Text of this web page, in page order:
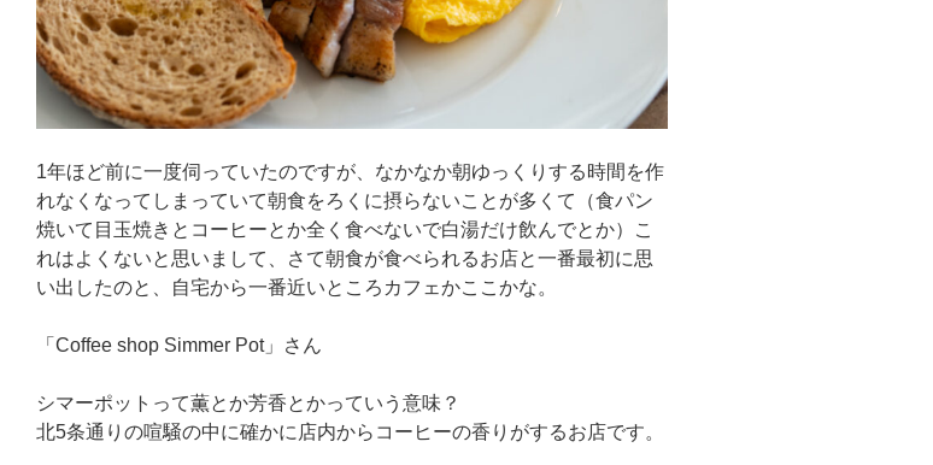
1年ほど前に一度伺っていたのですが、なかなか朝ゆっくりする時間を作
れなくなってしまっていて朝食をろくに摂らないことが多くて（食パン
焼いて目玉焼きとコーヒーとか全く食べないで白湯だけ飲んでとか）こ
れはよくないと思いまして、さて朝食が食べられるお店と一番最初に思
い出したのと、自宅から一番近いところカフェかここかな。
「Coffee shop Simmer Pot」さん
シマーポットって薫とか芳香とかっていう意味？
北5条通りの喧騒の中に確かに店内からコーヒーの香りがするお店です。